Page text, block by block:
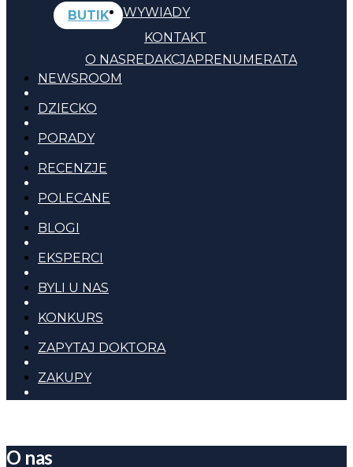
BUTIK
KONTAKT
O NASREDAKCJAPRENUMERATA
WYWIADY
NEWSROOM
DZIECKO
PORADY
RECENZJE
POLECANE
BLOGI
EKSPERCI
BYLI U NAS
KONKURS
ZAPYTAJ DOKTORA
ZAKUPY
O nas